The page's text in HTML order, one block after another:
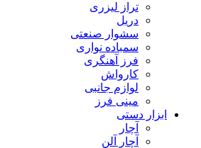
تراز لیزری
دریل
سشوار صنعتی
سمباده نواری
فرز آهنگری
کارواش
لوازم جانبی
مینی فرز
ابزار دستی
آچار
آچار آلن